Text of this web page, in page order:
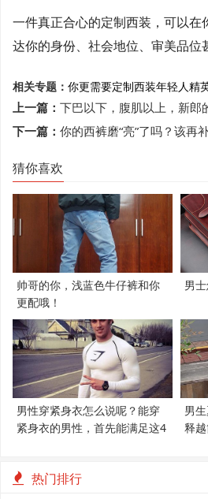
一件真正合心的定制西装，可以在
达你的身份、社会地位、审美品位
相关专题： 你更需要定制西装年轻人精
上一篇： 下巴以下，腹肌以上，新郎的【
下一篇： 你的西裤磨“亮”了吗？该再
猜你喜欢
帅哥的你，浅蓝色牛仔裤和你
更配哦！
男
男性穿紧身衣怎么说呢？能穿
紧身衣的男性，首先能满足这4
男
释
热门排行